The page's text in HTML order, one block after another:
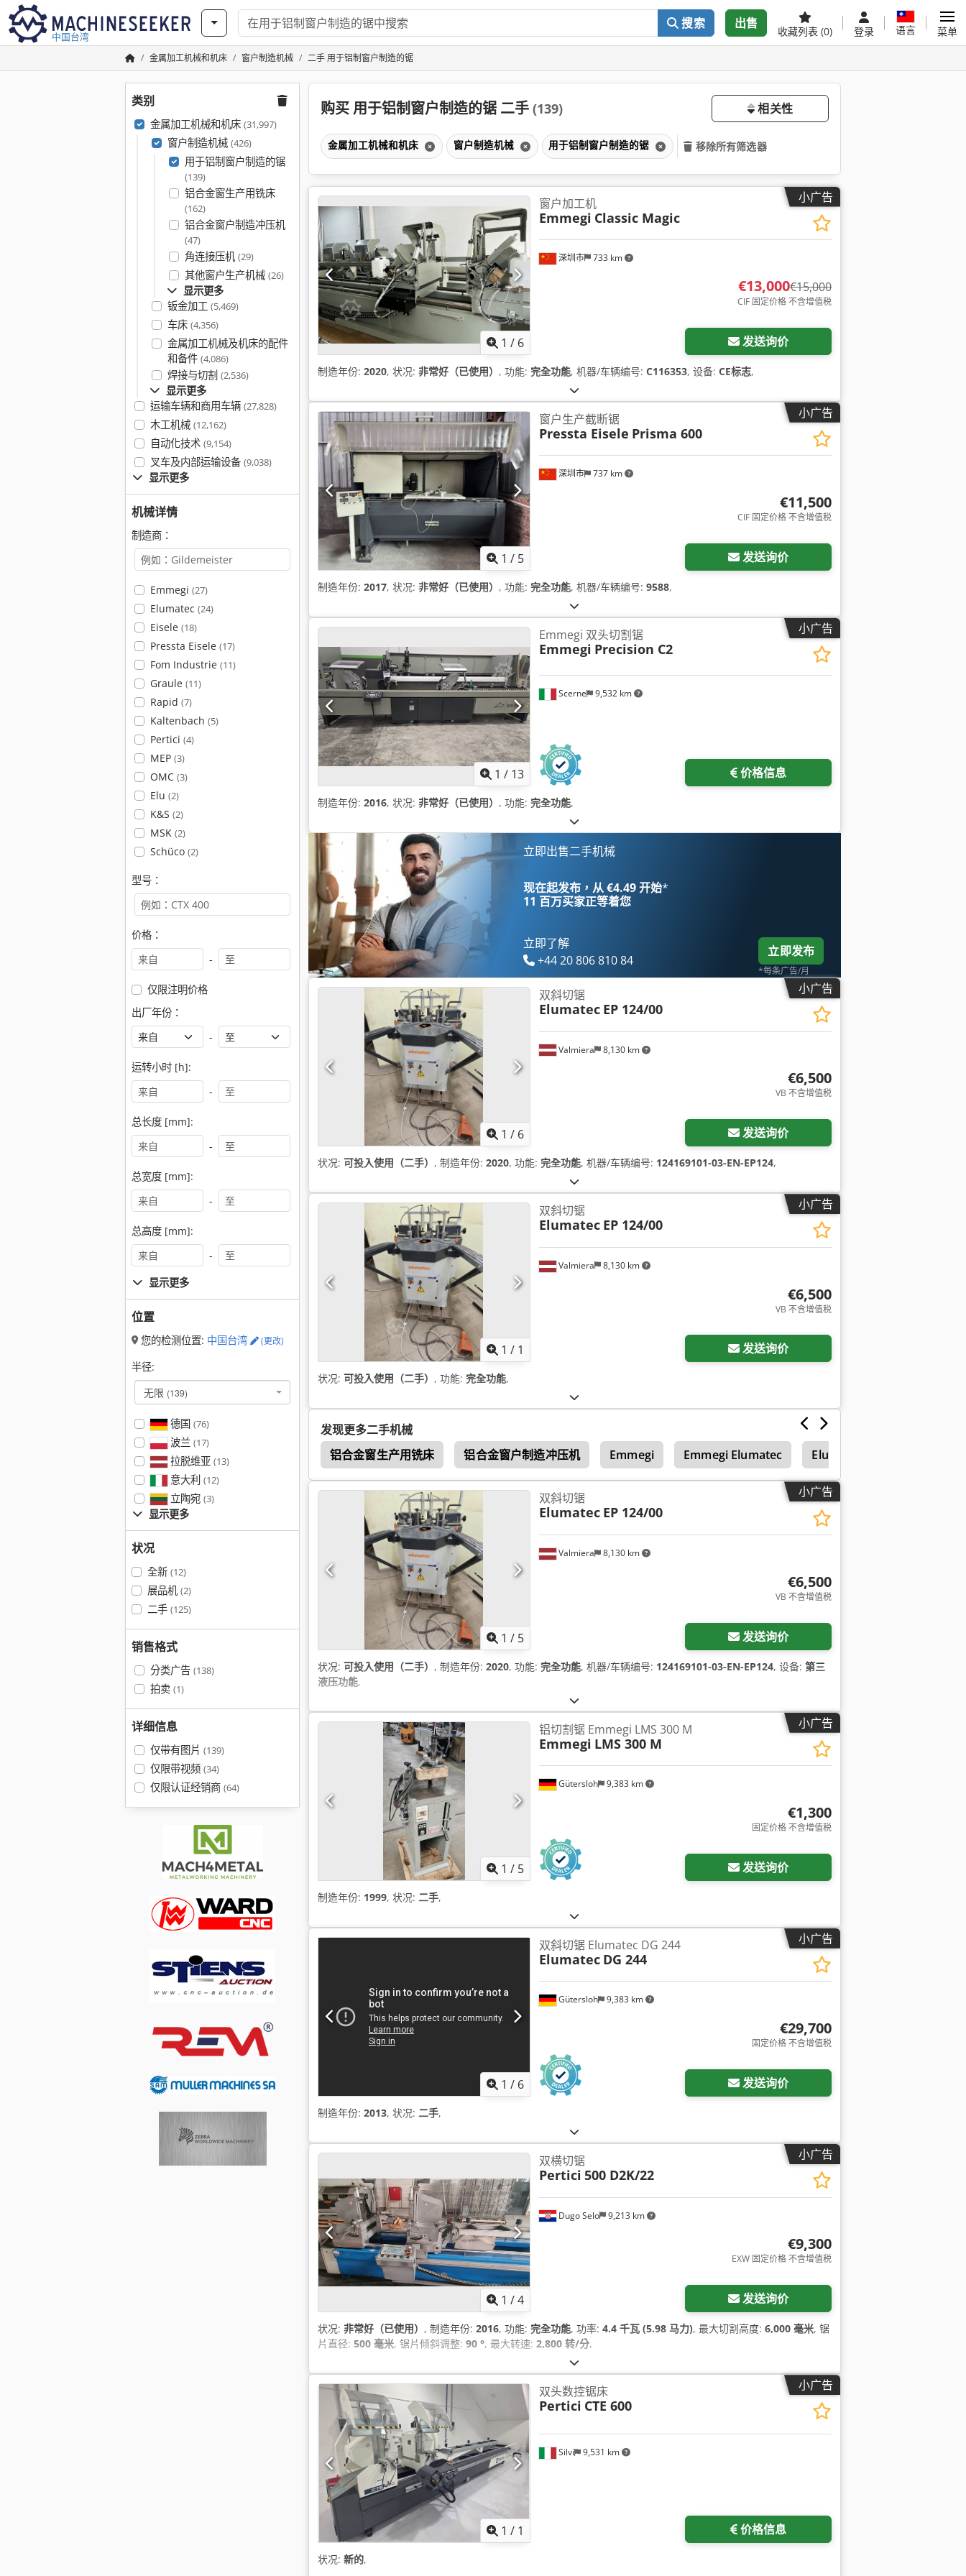
中国台湾
搜索 出售
收藏列表 (0) 登录 语言 菜单
金属加工机械和机床 窗户制造机械 二手 用于铝制窗户制造的锯
类别
金属加工机械和机床 (31,997)
窗户制造机械 (426)
用于铝制窗户制造的锯
(139)
铝合金窗生产用铣床
(162)
铝合金窗户制造冲压机
(47)
角连接压机 (29)
其他窗户生产机械 (26)
显示更多
钣金加工 (5,469)
车床 (4,356)
金属加工机械及机床的配件
和备件 (4,086)
焊接与切割 (2,536)
显示更多
运输车辆和商用车辆 (27,828)
木工机械 (12,162)
自动化技术 (9,154)
叉车及内部运输设备 (9,038)
显示更多
机械详情
制造商：
Emmegi (27)
Elumatec (24)
Eisele (18)
Pressta Eisele (17)
Fom Industrie (11)
Graule (11)
Rapid (7)
Kaltenbach (5)
Pertici (4)
MEP (3)
OMC (3)
Elu (2)
K&S (2)
MSK (2)
Schüco (2)
型号：
价格：
-
仅限注明价格
出厂年份：
-
运转小时 [h]:
-
总长度 [mm]:
-
总宽度 [mm]:
-
总高度 [mm]:
-
显示更多
位置
您的检测位置: 中国台湾 (更改)
半径:
无限 (139)
德国 (76)
波兰 (17)
拉脱维亚 (13)
意大利 (12)
立陶宛 (3)
显示更多
状况
全新 (12)
展品机 (2)
二手 (125)
销售格式
分类广告 (138)
拍卖 (1)
详细信息
仅带有图片 (139)
仅限带视频 (34)
仅限认证经销商 (64)
购买 用于铝制窗户制造的锯 二手 (139) 相关性
金属加工机械和机床 窗户制造机械 用于铝制窗户制造的锯 移除所有筛选器
小广告
1 / 6
深圳市 733 km
窗户加工机
Emmegi Classic Magic
€13,000€15,000
CIF 固定价格 不含增值税
发送询价
制造年份: 2020, 状况: 非常好（已使用） , 功能: 完全功能, 机器/车辆编号: C116353, 设备: CE标志,
小广告
1 / 5
深圳市 737 km
窗户生产截断锯
Pressta Eisele Prisma 600
€11,500
CIF 固定价格 不含增值税
发送询价
制造年份: 2017, 状况: 非常好（已使用） , 功能: 完全功能, 机器/车辆编号: 9588,
小广告
1 / 13
Scerne 9,532 km
Emmegi 双头切割锯
Emmegi Precision C2
价格信息
制造年份: 2016, 状况: 非常好（已使用） , 功能: 完全功能,
立即出售二手机械
现在起发布，从 €4.49 开始*
11 百万买家正等着您
立即了解
+44 20 806 810 84
立即发布
*每条广告/月
小广告
1 / 6
Valmiera 8,130 km
双斜切锯
Elumatec EP 124/00
€6,500
VB 不含增值税
发送询价
状况: 可投入使用（二手） , 制造年份: 2020, 功能: 完全功能, 机器/车辆编号: 124169101-03-EN-EP124,
小广告
1 / 1
Valmiera 8,130 km
双斜切锯
Elumatec EP 124/00
€6,500
VB 不含增值税
发送询价
状况: 可投入使用（二手） , 功能: 完全功能,
发现更多二手机械
铝合金窗生产用铣床
铝合金窗户制造冲压机 Emmegi Emmegi Elumatec Elumatec
Graule Eisele
小广告
1 / 5
Valmiera 8,130 km
双斜切锯
Elumatec EP 124/00
€6,500
VB 不含增值税
发送询价
状况: 可投入使用（二手） , 制造年份: 2020, 功能: 完全功能, 机器/车辆编号: 124169101-03-EN-EP124, 设备: 第三
液压功能,
小广告
1 / 5
Gütersloh 9,383 km
铝切割锯 Emmegi LMS 300 M
Emmegi LMS 300 M
€1,300
固定价格 不含增值税
发送询价
制造年份: 1999, 状况: 二手,
小广告
1 / 6
Gütersloh 9,383 km
双斜切锯 Elumatec DG 244
Elumatec DG 244
€29,700
固定价格 不含增值税
发送询价
制造年份: 2013, 状况: 二手,
小广告
1 /4
Dugo Selo 9,213 km
双横切锯
Pertici 500 D2K/22
€9,300
EXW 固定价格 不含增值税
发送询价
状况: 非常好（已使用） , 制造年份: 2016, 功能: 完全功能, 功率: 4.4 千瓦 (5.98 马力), 最大切割高度: 6,000 毫米, 锯
片直径: 500 毫米, 锯片倾斜调整: 90 °, 最大转速: 2,800 转/分,
小广告
1 / 1
Silvi 9,531 km
双头数控锯床
Pertici CTE 600
价格信息
状况: 新的,